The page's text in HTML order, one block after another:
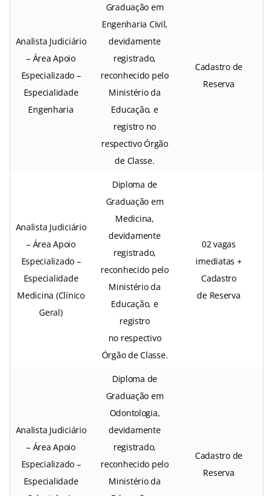
Analista Judiciário
– Área Apoio
Especializado –
Especialidade
Engenharia
Graduação em
Engenharia Civil,
devidamente
registrado,
reconhecido pelo
Ministério da
Educação, e
registro no
respectivo Órgão
de Classe.
Cadastro de
Reserva
Analista Judiciário
– Área Apoio
Especializado –
Especialidade
Medicina (Clínico
Geral)
Diploma de
Graduação em
Medicina,
devidamente
registrado,
reconhecido pelo
Ministério da
Educação, e
registro
no respectivo
Órgão de Classe.
02 vagas
imediatas +
Cadastro
de Reserva
Analista Judiciário
– Área Apoio
Especializado –
Especialidade
Diploma de
Graduação em
Odontologia,
devidamente
registrado,
reconhecido pelo
Ministério da
Cadastro de
Reserva